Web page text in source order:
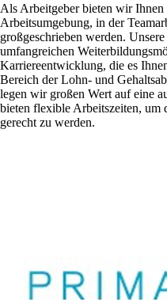
Als Arbeitgeber bieten wir Ihnen
Arbeitsumgebung, in der
großgeschrieben werden.
umfangreichen
Karriereentwicklung, die es
Bereich der Lohn- und
legen wir großen Wert auf eine
bieten flexible Arbeitszeiten, um
gerecht zu werden.